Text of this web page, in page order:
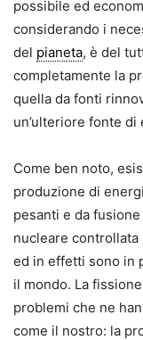
possibile ed
considerando i
del pianeta, è del
completamente la
quella da fonti
un’ulteriore fonte
Come ben noto,
produzione di
pesanti e da
nucleare
ed in effetti sono in
il mondo. La
problemi che ne
come il nostro: la